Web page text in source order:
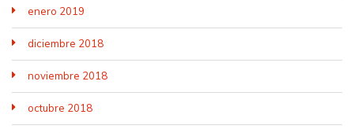
enero 2019
diciembre 2018
noviembre 2018
octubre 2018